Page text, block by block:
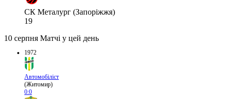
СК Металург (Запоріжжя)
19
10 серпня Матчі у цей день
1972
Автомобіліст
(Житомир)
0:0